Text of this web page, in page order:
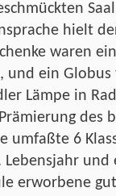
hielt
waren
und ein
Lämpe in
des
umfaßte 6
und
erworbene